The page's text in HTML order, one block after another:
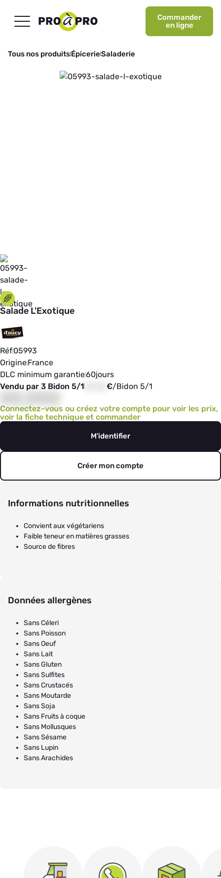
Commander
en ligne
Tous nos produitsÉpicerieSaladerie
Salade L'Exotique
Réf05993
OrigineFrance
DLC minimum garantie60jours
Vendu par 3 Bidon 5/1
€/Bidon 5/1
Connectez-vous ou créez votre compte pour voir les prix,
voir la fiche technique et commander
M'identifier
Créer mon compte
Informations nutritionnelles
Convient aux végétariens
Faible teneur en matières grasses
Source de fibres
Données allergènes
Sans Céleri
Sans Poisson
Sans Oeuf
Sans Lait
Sans Gluten
Sans Sulfites
Sans Crustacés
Sans Moutarde
Sans Soja
Sans Fruits à coque
Sans Mollusques
Sans Sésame
Sans Lupin
Sans Arachides